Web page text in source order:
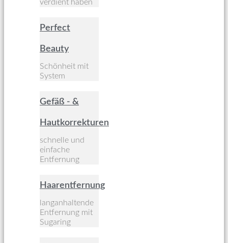
verdient haben
Perfect
Beauty
Schönheit mit
System
Gefäß - &
Hautkorrekturen
schnelle und
einfache
Entfernung
Haarentfernung
langanhaltende
Entfernung mit
Sugaring